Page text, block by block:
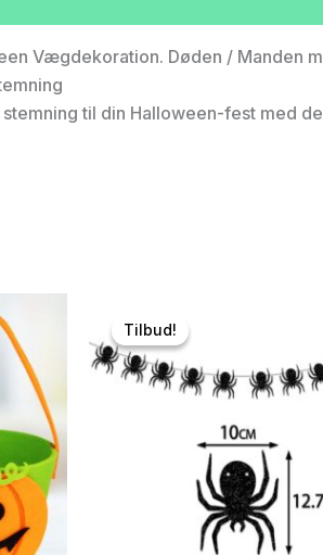
Vægdekoration. Døden / Manden
til din Halloween-fest med
Tilbud!
Tilbud!